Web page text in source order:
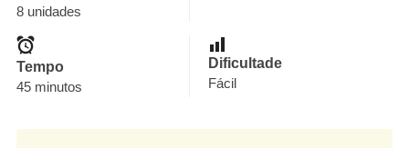
8 unidades
Tempo
45 minutos
Dificultade
Fácil